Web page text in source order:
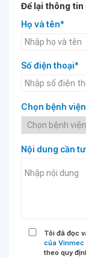
Để lại thông tin
Họ và tên*
Số điện thoại*
Chọn bệnh
Nội dung cần
Tôi đã đọc
của Vinmec
theo quy